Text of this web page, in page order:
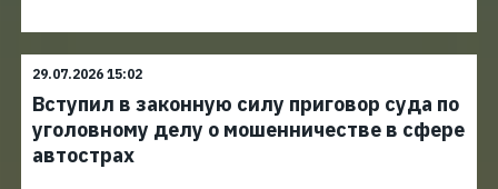
29.07.2026 15:02
Вступил в законную силу приговор суда по
уголовному делу о мошенничестве в сфере
автострах